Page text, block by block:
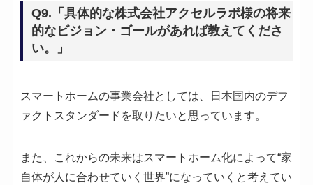
Q9.「具体的な株式会社アクセルラボ様の将来
的なビジョン・ゴールがあれば教えてくださ
い。」
スマートホームの事業会社としては、日本国内のデフ
ァクトスタンダードを取りたいと思っています。
また、これからの未来はスマートホーム化によって“家
自体が人に合わせていく世界”になっていくと考えてい